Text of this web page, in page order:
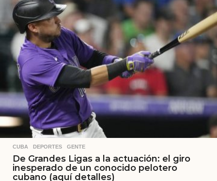
CUBA ,DEPORTES ,GENTE
De Grandes Ligas a la actuación: el giro
inesperado de un conocido pelotero
cubano (aquí detalles)